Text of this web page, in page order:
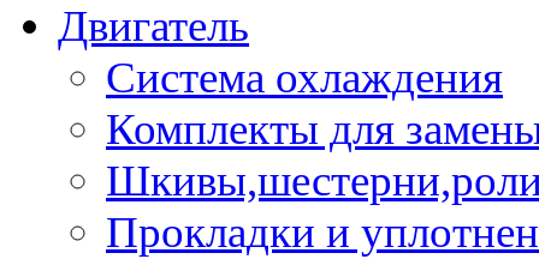
Двигатель
Система охлаждения
Комплекты для
Прокладки и